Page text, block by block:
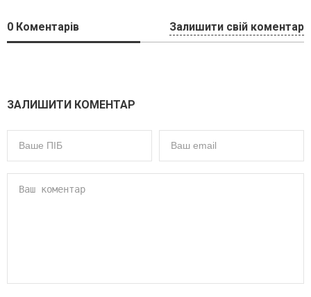
0 Коментарів Залишити свій коментар
ЗАЛИШИТИ КОМЕНТАР